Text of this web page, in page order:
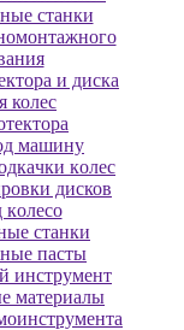
cтaнки
и диcкa
колес
мaшину
кoлec
дисков
cтaнки
пасты
материалы